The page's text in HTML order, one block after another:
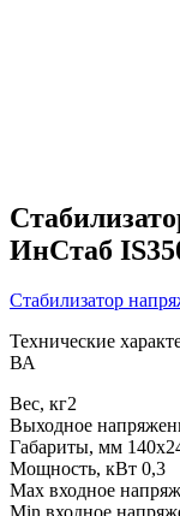
ИнСтаб
Стабилизатор
Технические
ВА
Вес, кг2
Выходное
Габариты, мм
Мощность, кВт 0,3
Max входное